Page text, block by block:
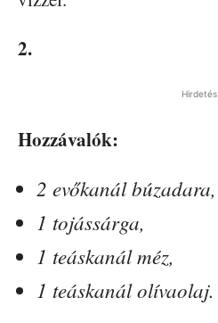
2.
Hirdetés
Hozzávalók:
2 evőkanál búzadara,
1 tojássárga,
1 teáskanál méz,
1 teáskanál olívaolaj.